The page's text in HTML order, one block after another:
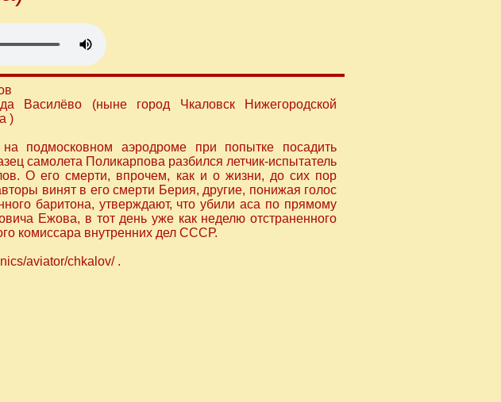
Василёво (ныне город Чкаловск Нижегородской
)
подмосковном аэродроме при попытке посадить
самолета Поликарпова разбился летчик-испытатель
О его смерти, впрочем, как и о жизни, до сих пор
винят в его смерти Берия, другие, понижая голос
баритона, утверждают, что убили аса по прямому
Ежова, в тот день уже как неделю отстраненного
комиссара внутренних дел СССР.
aviator/chkalov/ .